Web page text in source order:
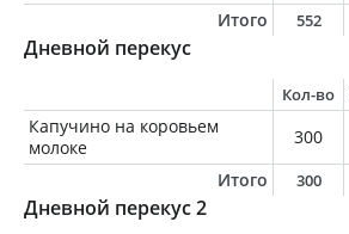
Итого 552
Дневной перекус
Кол-во
Капучино на коровьем
молоке
300
Итого
300
Дневной перекус 2